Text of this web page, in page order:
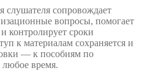
слушателя сопровождает
вопросы, помогает
и контролирует сроки
к материалам сохраняется и
— к пособиям по
время.